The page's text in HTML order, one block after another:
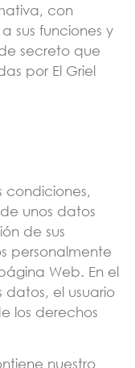
con
sus funciones y
secreto que
por El Griel
condiciones,
unos datos
de sus
personalmente
Web. En el
el usuario
los derechos
nuestro